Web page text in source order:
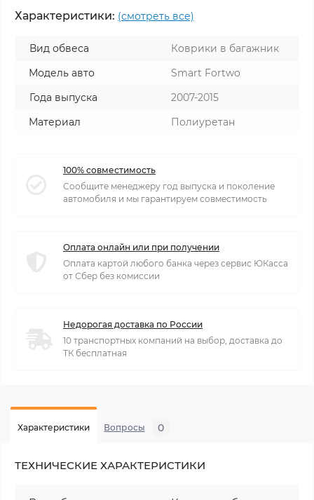
Характеристики: (смотреть все)
Вид обвеса
Коврики в багажник
Модель авто
Smart Fortwo
Года выпуска
2007-2015
Материал
Полиуретан
100% совместимость
Сообщите менеджеру год выпуска и поколение
автомобиля и мы гарантируем совместимость
Оплата онлайн или при получении
Оплата картой любого банка через сервис ЮКасса
от Сбер без комиссии
Недорогая доставка по России
10 транспортных компаний на выбор, доставка до
ТК бесплатная
Характеристики Вопросы 0
ТЕХНИЧЕСКИЕ ХАРАКТЕРИСТИКИ